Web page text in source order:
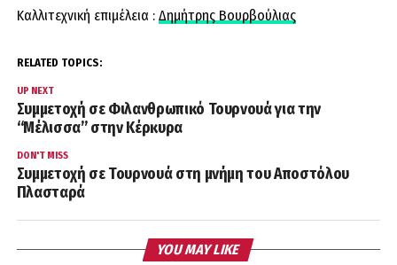
Καλλιτεχνική επιμέλεια : Δημήτρης Βουρβούλιας
RELATED TOPICS:
UP NEXT
Συμμετοχή σε Φιλανθρωπικό Τουρνουά για την
“Μέλισσα” στην Κέρκυρα
DON'T MISS
Συμμετοχή σε Τουρνουά στη μνήμη του Αποστόλου
Πλασταρά
YOU MAY LIKE